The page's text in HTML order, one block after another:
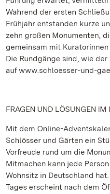
Während der ersten
Frühjahr entstanden kurze
zehn großen Monumenten,
gemeinsam mit
Die Rundgänge sind, wie
auf www.schloesser-und-
FRAGEN UND LÖSUNGEN IM
Mit dem Online-
Schlösser und Gärten ein
Vorfreude rund um die
Mitmachen kann jede
Wohnsitz in Deutschland
Tages erscheint nach dem